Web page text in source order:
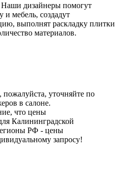
Наши дизайнеры помогут
и мебель, создадут
выполнят раскладку плитки
материалов.
уточняйте по
в салоне.
что цены
Калининградской
РФ - цены
запросу!